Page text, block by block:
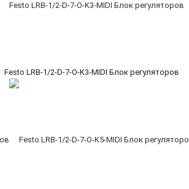
Festo LRB-1/2-D-7-O-K3-MIDI Блок регуляторов